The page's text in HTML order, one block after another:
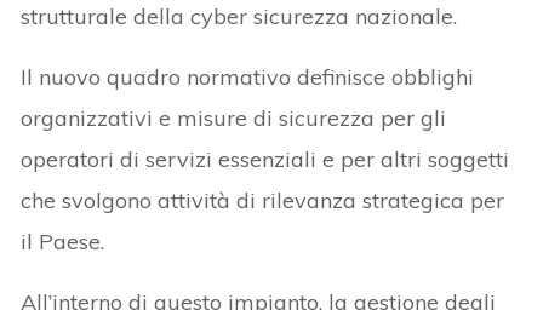
strutturale della cyber sicurezza nazionale.
Il nuovo quadro normativo definisce obblighi
organizzativi e misure di sicurezza per gli
operatori di servizi essenziali e per altri soggetti
che svolgono attività di rilevanza strategica per
il Paese.
All’interno di questo impianto, la gestione degli